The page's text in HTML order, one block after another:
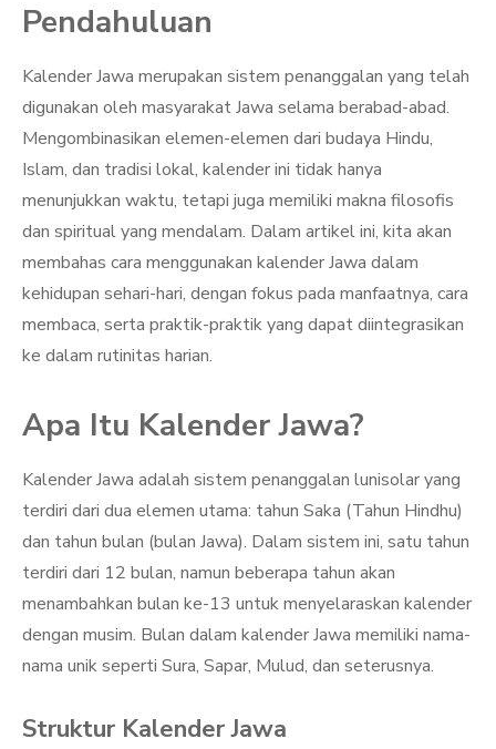
Pendahuluan
Kalender Jawa merupakan sistem penanggalan yang telah
digunakan oleh masyarakat Jawa selama berabad-abad.
Mengombinasikan elemen-elemen dari budaya Hindu,
Islam, dan tradisi lokal, kalender ini tidak hanya
menunjukkan waktu, tetapi juga memiliki makna filosofis
dan spiritual yang mendalam. Dalam artikel ini, kita akan
membahas cara menggunakan kalender Jawa dalam
kehidupan sehari-hari, dengan fokus pada manfaatnya, cara
membaca, serta praktik-praktik yang dapat diintegrasikan
ke dalam rutinitas harian.
Apa Itu Kalender Jawa?
Kalender Jawa adalah sistem penanggalan lunisolar yang
terdiri dari dua elemen utama: tahun Saka (Tahun Hindhu)
dan tahun bulan (bulan Jawa). Dalam sistem ini, satu tahun
terdiri dari 12 bulan, namun beberapa tahun akan
menambahkan bulan ke-13 untuk menyelaraskan kalender
dengan musim. Bulan dalam kalender Jawa memiliki nama-
nama unik seperti Sura, Sapar, Mulud, dan seterusnya.
Struktur Kalender Jawa